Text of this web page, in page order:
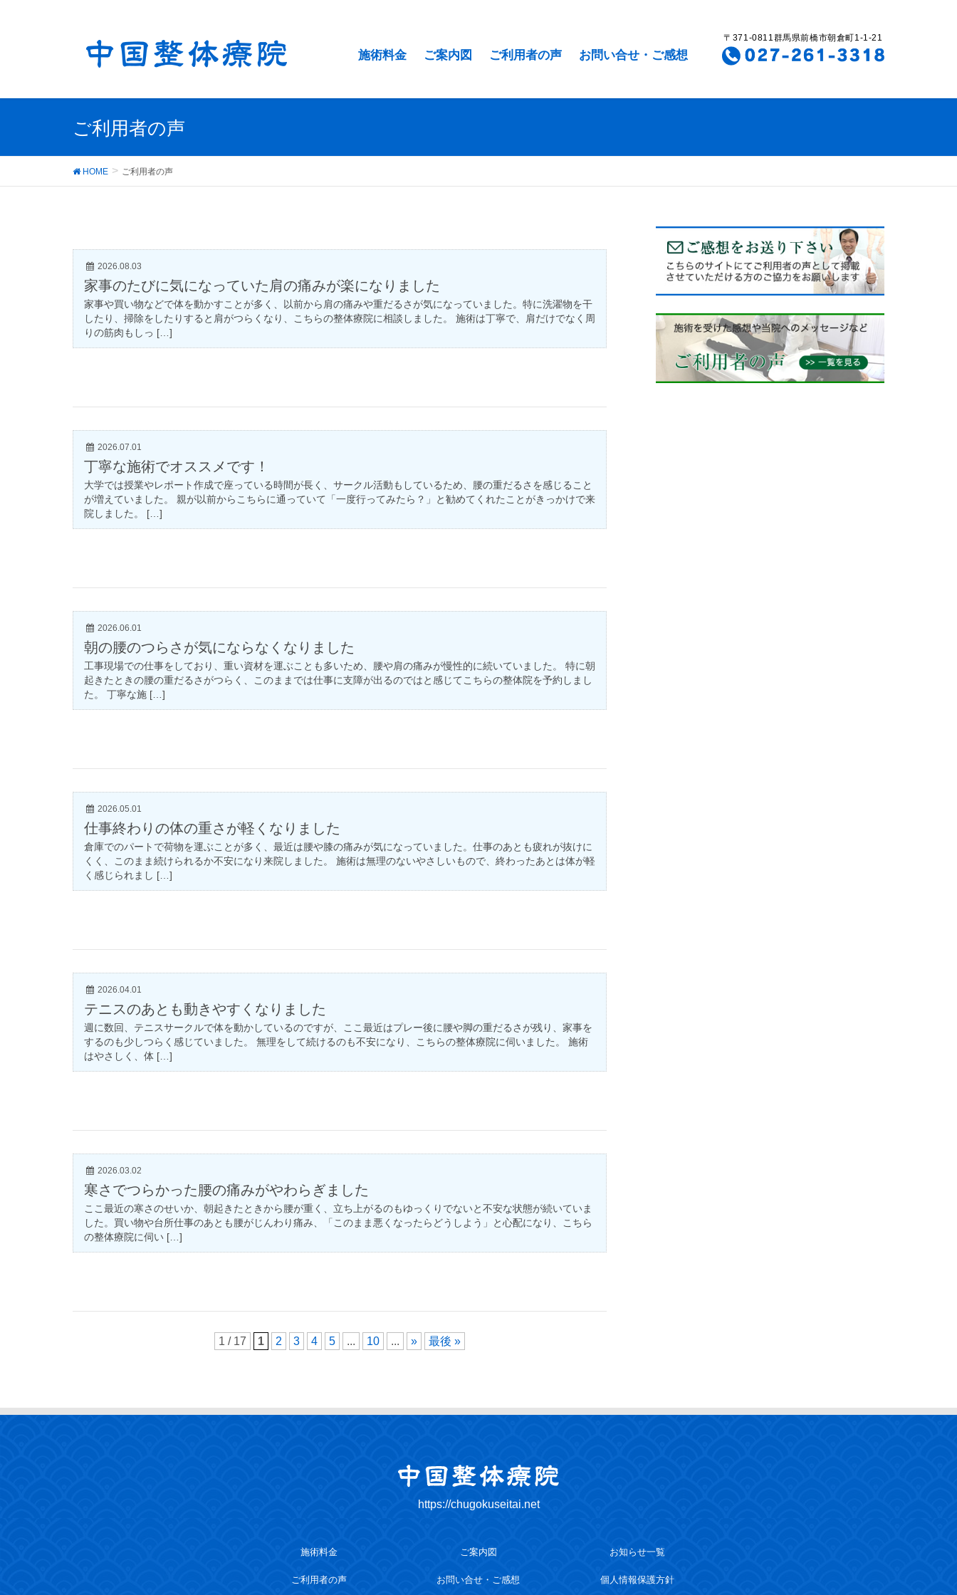
施術料金 ご案内図 ご利用者の声 お問い合せ・ご感想
〒371-0811群馬県前橋市朝倉町1-1-21
ご利用者の声
HOME ご利用者の声
2026.08.03
家事のたびに気になっていた肩の痛みが楽になりました
家事や買い物などで体を動かすことが多く、以前から肩の痛みや重だるさが気になっていました。特に洗濯物を干
したり、掃除をしたりすると肩がつらくなり、こちらの整体療院に相談しました。 施術は丁寧で、肩だけでなく周
りの筋肉もしっ […]
2026.07.01
丁寧な施術でオススメです！
大学では授業やレポート作成で座っている時間が長く、サークル活動もしているため、腰の重だるさを感じること
が増えていました。 親が以前からこちらに通っていて「一度行ってみたら？」と勧めてくれたことがきっかけで来
院しました。 […]
2026.06.01
朝の腰のつらさが気にならなくなりました
工事現場での仕事をしており、重い資材を運ぶことも多いため、腰や肩の痛みが慢性的に続いていました。 特に朝
起きたときの腰の重だるさがつらく、このままでは仕事に支障が出るのではと感じてこちらの整体院を予約しまし
た。 丁寧な施 […]
2026.05.01
仕事終わりの体の重さが軽くなりました
倉庫でのパートで荷物を運ぶことが多く、最近は腰や膝の痛みが気になっていました。仕事のあとも疲れが抜けに
くく、このまま続けられるか不安になり来院しました。 施術は無理のないやさしいもので、終わったあとは体が軽
く感じられまし […]
2026.04.01
テニスのあとも動きやすくなりました
週に数回、テニスサークルで体を動かしているのですが、ここ最近はプレー後に腰や脚の重だるさが残り、家事を
するのも少しつらく感じていました。 無理をして続けるのも不安になり、こちらの整体療院に伺いました。 施術
はやさしく、体 […]
2026.03.02
寒さでつらかった腰の痛みがやわらぎました
ここ最近の寒さのせいか、朝起きたときから腰が重く、立ち上がるのもゆっくりでないと不安な状態が続いていま
した。買い物や台所仕事のあとも腰がじんわり痛み、「このまま悪くなったらどうしよう」と心配になり、こちら
の整体療院に伺い […]
1 / 17 1 2 3 4 5 ... 10 ... » 最後 »
https://chugokuseitai.net
施術料金 ご案内図 お知らせ一覧
ご利用者の声 お問い合せ・ご感想 個人情報保護方針